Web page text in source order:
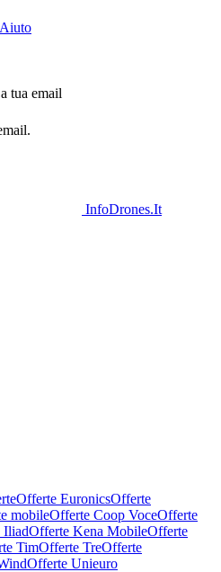
tua email
InfoDrones.It
Offerte EuronicsOfferte
mobileOfferte Coop VoceOfferte
IliadOfferte Kena MobileOfferte
TimOfferte TreOfferte
Offerte Unieuro